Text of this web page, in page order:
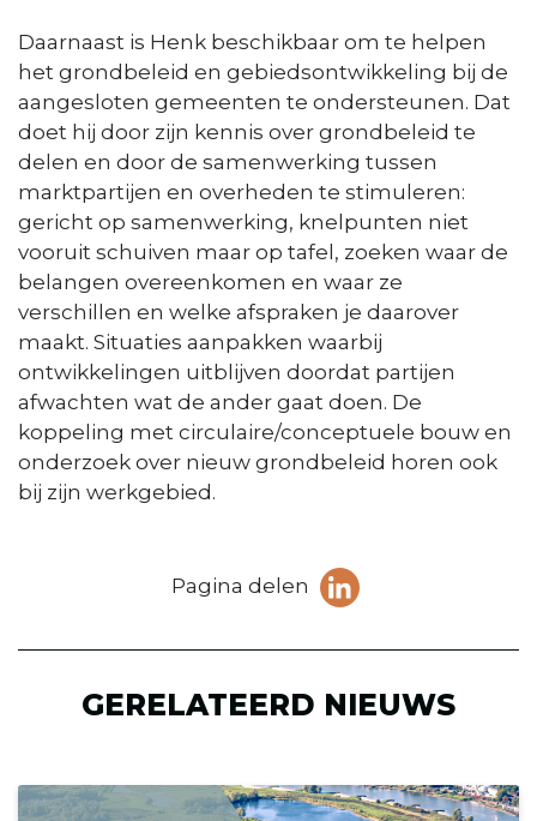
Daarnaast is Henk beschikbaar om te helpen
het grondbeleid en gebiedsontwikkeling bij de
aangesloten gemeenten te ondersteunen. Dat
doet hij door zijn kennis over grondbeleid te
delen en door de samenwerking tussen
marktpartijen en overheden te stimuleren:
gericht op samenwerking, knelpunten niet
vooruit schuiven maar op tafel, zoeken waar de
belangen overeenkomen en waar ze
verschillen en welke afspraken je daarover
maakt. Situaties aanpakken waarbij
ontwikkelingen uitblijven doordat partijen
afwachten wat de ander gaat doen. De
koppeling met circulaire/conceptuele bouw en
onderzoek over nieuw grondbeleid horen ook
bij zijn werkgebied.
Pagina delen
pagina
GERELATEERD NIEUWS